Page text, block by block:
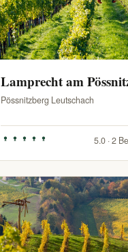
Lamprecht am
Pössnitzberg Leutschach
5.0 · 2